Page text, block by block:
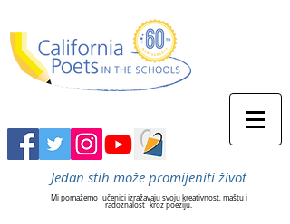
Jedan stih može promijeniti život
Mi pomažemo učenici izražavaju svoju kreativnost, maštu i
radoznalost kroz poeziju.